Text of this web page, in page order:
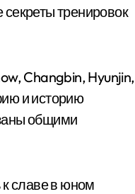
секреты тренировок
Changbin, Hyunjin,
и историю
общими
к славе в юном